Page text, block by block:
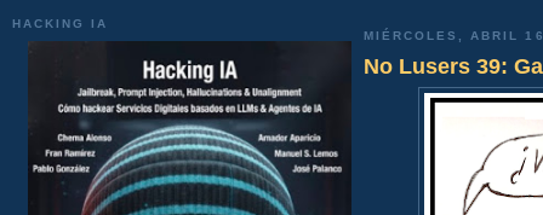
HACKING IA
MIÉRCOLES, ABRIL
No Lusers 39: